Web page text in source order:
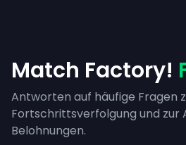
Match Factory!
Antworten auf häufige Fragen
Fortschrittsverfolgung und zur
Belohnungen.